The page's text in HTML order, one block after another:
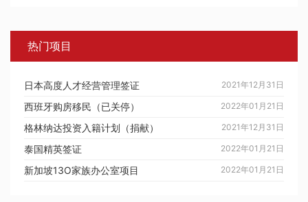
热门项目
2021年12月31日
日本高度人才经营管理签证
2022年01月21日
西班牙购房移民（已关停）
2021年12月31日
格林纳达投资入籍计划（捐献）
2022年01月21日
泰国精英签证
2022年01月21日
新加坡13O家族办公室项目